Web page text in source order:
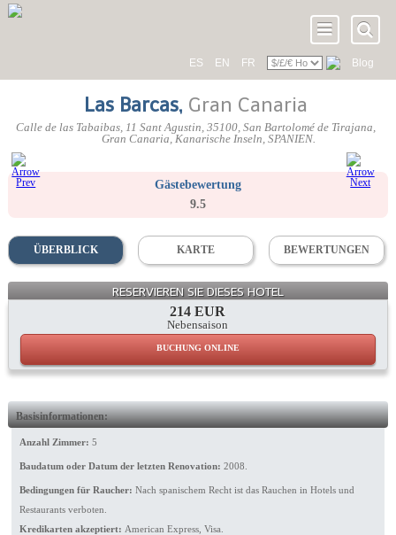
ES EN FR Blog
Las Barcas, Gran Canaria
Calle de las Tabaibas, 11 Sant Agustin,35100, San Bartolomé de Tirajana,
Gran Canaria, Kanarische Inseln, SPANIEN.
Gästebewertung
9.5
ÜBERBLICK KARTE BEWERTUNGEN
RESERVIEREN SIE DIESES HOTEL
214 EUR
Nebensaison
BUCHUNG ONLINE
Basisinformationen:
Anzahl Zimmer: 5
Baudatum oder Datum der letzten Renovation: 2008.
Bedingungen für Raucher: Nach spanischem Recht ist das Rauchen in Hotels und
Restaurants verboten.
Kredikarten akzeptiert: American Express, Visa.